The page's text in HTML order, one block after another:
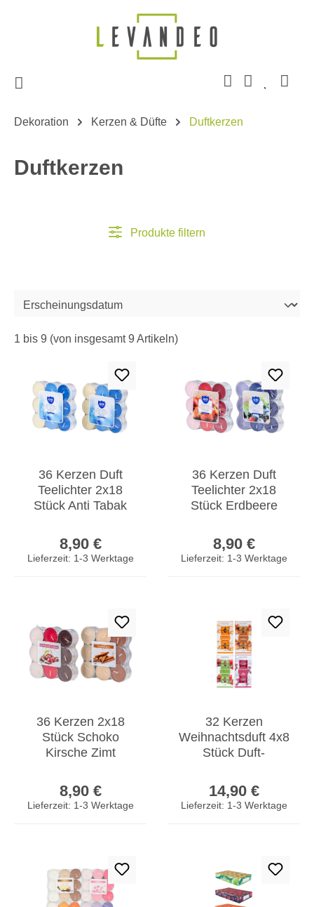
Zum Hauptinhalt springen
Dekoration Kerzen & Düfte Duftkerzen
Duftkerzen
Produkte filtern
1 bis 9 (von insgesamt 9 Artikeln)
36 Kerzen Duft
Teelichter 2x18
Stück Anti Tabak
Aroma Tischdeko
8,90 €
Lieferzeit: 1-3 Werktage
36 Kerzen Duft
Teelichter 2x18
Stück Erdbeere
Duftkerzen
Sommerduft
8,90 €
Lieferzeit: 1-3 Werktage
36 Kerzen 2x18
Stück Schoko
Kirsche Zimt
Duftkerzen Teelicht
8,90 €
Lieferzeit: 1-3 Werktage
32 Kerzen
Weihnachtsduft 4x8
Stück Duft-
Duftkerzen Advent
Weihnachtlich
14,90 €
Lieferzeit: 1-3 Werktage